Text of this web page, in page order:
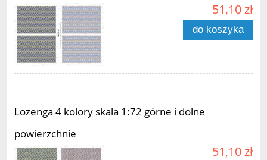
51,10 zł
do koszyka
Lozenga 4 kolory skala 1:72 górne i dolne
powierzchnie
51,10 zł